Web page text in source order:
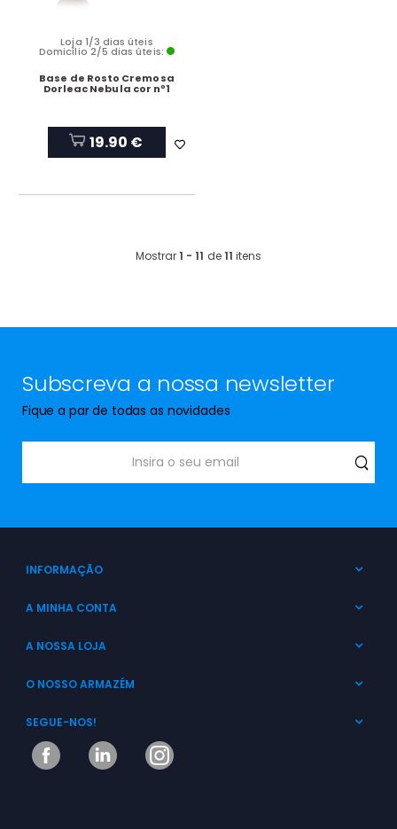
Loja 1/3 dias úteis
Domicílio 2/5 dias úteis:
Base de Rosto Cremosa
Dorleac Nebula cor nº1
19.90 €
Mostrar1 - 11 de11 itens
Subscreva a nossa newsletter
Fique a par de todas as novidades
INFORMAÇÃO
A MINHA CONTA
A NOSSA LOJA
O NOSSO ARMAZÉM
SEGUE-NOS!